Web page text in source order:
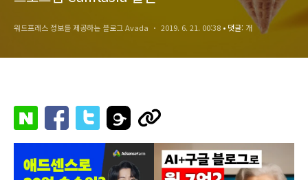
워드프레스 정보를 제공하는 블로그 Avada 2019. 6. 21. 00:38 • 댓글: 개